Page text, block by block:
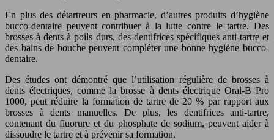
En plus des détartreurs en pharmacie, d’autres produits d’hygiène
bucco-dentaire peuvent contribuer à la lutte contre le tartre. Des
brosses à dents à poils durs, des dentifrices spécifiques anti-tartre et
des bains de bouche peuvent compléter une bonne hygiène bucco-
dentaire.
Des études ont démontré que l’utilisation régulière de brosses à
dents électriques, comme la brosse à dents électrique Oral-B Pro
1000, peut réduire la formation de tartre de 20 % par rapport aux
brosses à dents manuelles. De plus, les dentifrices anti-tartre,
contenant du fluorure et du phosphate de sodium, peuvent aider à
dissoudre le tartre et à prévenir sa formation.